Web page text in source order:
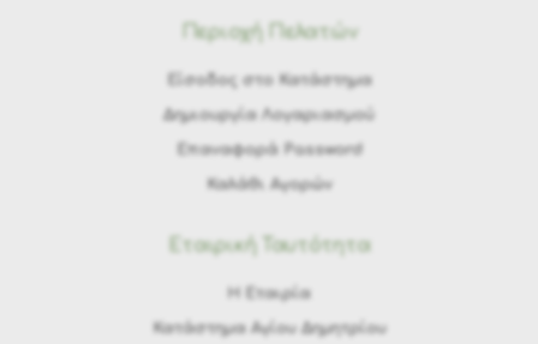
Περιοχή Πελατών
Είσοδος στο Κατάστημα
Δημιουργία Λογαριασμού
Επαναφορά Password
Καλάθι Αγορών
Εταιρική Ταυτότητα
H Εταιρία
Κατάστημα Αγίου Δημητρίου